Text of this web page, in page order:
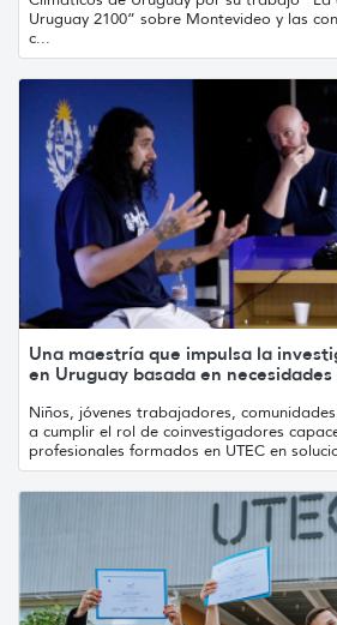
Uruguay 2100” sobre Montevideo y las
c...
Una maestría que impulsa la
en Uruguay basada en
Niños, jóvenes trabajadores,
a cumplir el rol de coinvestigadores
profesionales formados en UTEC en